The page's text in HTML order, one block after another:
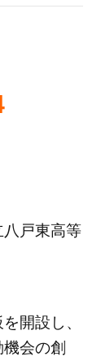
戸東高等
開設し、
会の創